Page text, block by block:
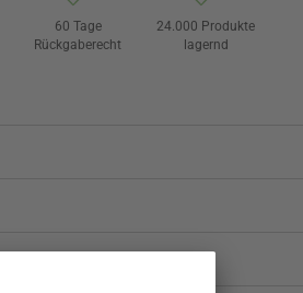
60 Tage
Rückgaberecht
24.000 Produkte
lagernd